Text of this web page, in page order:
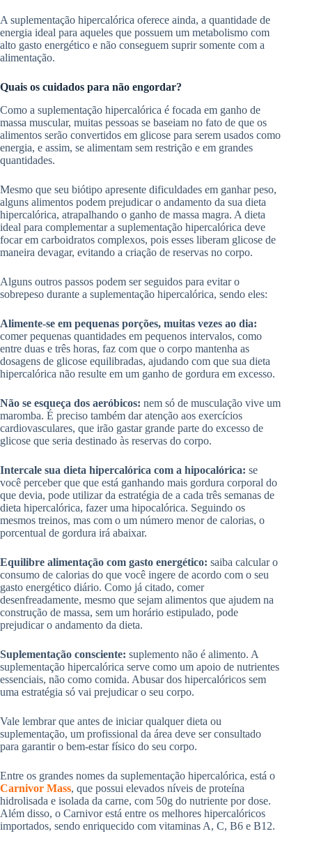
A suplementação hipercalórica oferece ainda, a quantidade de
energia ideal para aqueles que possuem um metabolismo com
alto gasto energético e não conseguem suprir somente com a
alimentação.
Quais os cuidados para não engordar?
Como a suplementação hipercalórica é focada em ganho de
massa muscular, muitas pessoas se baseiam no fato de que os
alimentos serão convertidos em glicose para serem usados como
energia, e assim, se alimentam sem restrição e em grandes
quantidades.
Mesmo que seu biótipo apresente dificuldades em ganhar peso,
alguns alimentos podem prejudicar o andamento da sua dieta
hipercalórica, atrapalhando o ganho de massa magra. A dieta
ideal para complementar a suplementação hipercalórica deve
focar em carboidratos complexos, pois esses liberam glicose de
maneira devagar, evitando a criação de reservas no corpo.
Alguns outros passos podem ser seguidos para evitar o
sobrepeso durante a suplementação hipercalórica, sendo eles:
Alimente-se em pequenas porções, muitas vezes ao dia:
comer pequenas quantidades em pequenos intervalos, como
entre duas e três horas, faz com que o corpo mantenha as
dosagens de glicose equilibradas, ajudando com que sua dieta
hipercalórica não resulte em um ganho de gordura em excesso.
Não se esqueça dos aeróbicos: nem só de musculação vive um
maromba. É preciso também dar atenção aos exercícios
cardiovasculares, que irão gastar grande parte do excesso de
glicose que seria destinado às reservas do corpo.
Intercale sua dieta hipercalórica com a hipocalórica: se
você perceber que que está ganhando mais gordura corporal do
que devia, pode utilizar da estratégia de a cada três semanas de
dieta hipercalórica, fazer uma hipocalórica. Seguindo os
mesmos treinos, mas com o um número menor de calorias, o
porcentual de gordura irá abaixar.
Equilibre alimentação com gasto energético: saiba calcular o
consumo de calorias do que você ingere de acordo com o seu
gasto energético diário. Como já citado, comer
desenfreadamente, mesmo que sejam alimentos que ajudem na
construção de massa, sem um horário estipulado, pode
prejudicar o andamento da dieta.
Suplementação consciente: suplemento não é alimento. A
suplementação hipercalórica serve como um apoio de nutrientes
essenciais, não como comida. Abusar dos hipercalóricos sem
uma estratégia só vai prejudicar o seu corpo.
Vale lembrar que antes de iniciar qualquer dieta ou
suplementação, um profissional da área deve ser consultado
para garantir o bem-estar físico do seu corpo.
Entre os grandes nomes da suplementação hipercalórica, está o
Carnivor Mass, que possui elevados níveis de proteína
hidrolisada e isolada da carne, com 50g do nutriente por dose.
Além disso, o Carnivor está entre os melhores hipercalóricos
importados, sendo enriquecido com vitaminas A, C, B6 e B12.